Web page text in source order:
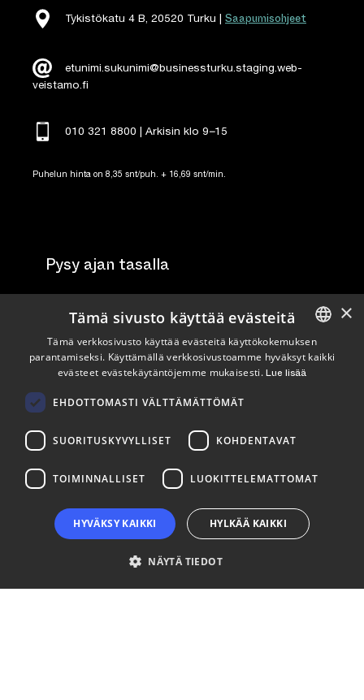
Tykistökatu 4 B, 20520 Turku | Saapumisohjeet
etunimi.sukunimi@businessturku.staging.web-
veistamo.fi
010 321 8800 | Arkisin klo 9–15
Puhelun hinta on 8,35 snt/puh. + 16,69 snt/min.
Pysy ajan tasalla
Tilaa uutiskirje
Seuraa meitä
LinkedIn Facebook Instagram
ENGLISH
×
Tämä sivusto käyttää evästeitä
Tämä verkkosivusto käyttää evästeitä käyttökokemuksen
parantamiseksi. Käyttämällä verkkosivustoamme hyväksyt kaikki
evästeet evästekäytäntöjemme mukaisesti.Lue lisää
EHDOTTOMASTI VÄLTTÄMÄTTÖMÄT
SUORITUSKYVYLLISET KOHDENTAVAT
TOIMINNALLISET LUOKITTELEMATTOMAT
HYVÄKSY KAIKKI HYLKÄÄ KAIKKI
NÄYTÄ TIEDOT